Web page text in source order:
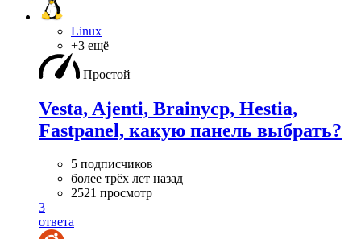
Linux
+3 ещё
Простой
Vesta, Ajenti, Brainycp, Hestia,
Fastpanel, какую панель выбрать?
5 подписчиков
более трёх лет назад
2521 просмотр
3
ответа